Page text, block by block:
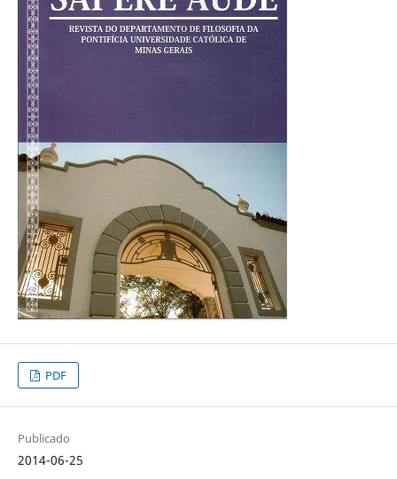
PDF
Publicado
2014-06-25